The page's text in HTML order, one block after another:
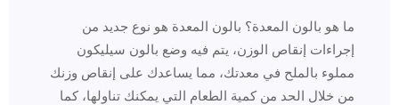
ما هو بالون المعدة؟ بالون المعدة هو نوع جديد من
إجراءات إنقاص الوزن، يتم فيه وضع بالون سيليكون
مملوء بالملح في معدتك، مما يساعدك على إنقاص وزنك
من خلال الحد من كمية الطعام التي يمكنك تناولها، كما